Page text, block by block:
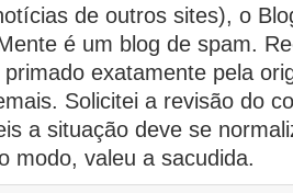
de outros sites), o
é um blog de spam.
exatamente pela
Solicitei a revisão do
a situação deve se
modo, valeu a sacudida.